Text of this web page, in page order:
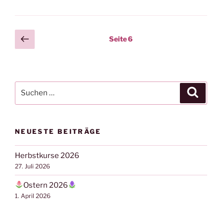
Seitennummerierung
der
Vorherige
Seite
Seite6
nach:
NEUESTE BEITRÄGE
Herbstkurse 2026
27. Juli 2026
Ostern 2026
1. April 2026